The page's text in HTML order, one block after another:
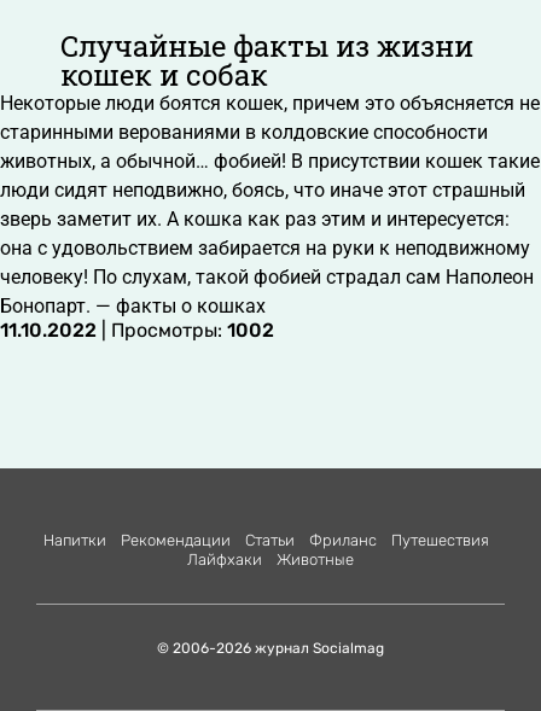
Случайные факты из жизни
кошек и собак
Некоторые люди боятся кошек, причем это объясняется не
старинными верованиями в колдовские способности
животных, а обычной… фобией! В присутствии кошек такие
люди сидят неподвижно, боясь, что иначе этот страшный
зверь заметит их. А кошка как раз этим и интересуется:
она с удовольствием забирается на руки к неподвижному
человеку! По слухам, такой фобией страдал сам Наполеон
Бонопарт. — факты о кошках
11.10.2022 | Просмотры: 1002
Напитки Рекомендации Статьи Фриланс
Путешествия
Лайфхаки
Животные
© 2006-2026 журнал Socialmag